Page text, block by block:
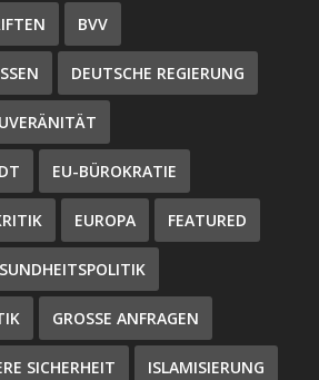
BVV
DEUTSCHE REGIERUNG
EU-BÜROKRATIE
EUROPA FEATURED
GROSSE ANFRAGEN
SICHERHEIT ISLAMISIERUNG